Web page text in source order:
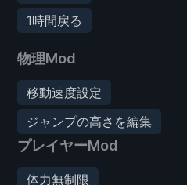
1時間戻る
物理Mod
移動速度設定
ジャンプの高さを編集
プレイヤーMod
体力無制限